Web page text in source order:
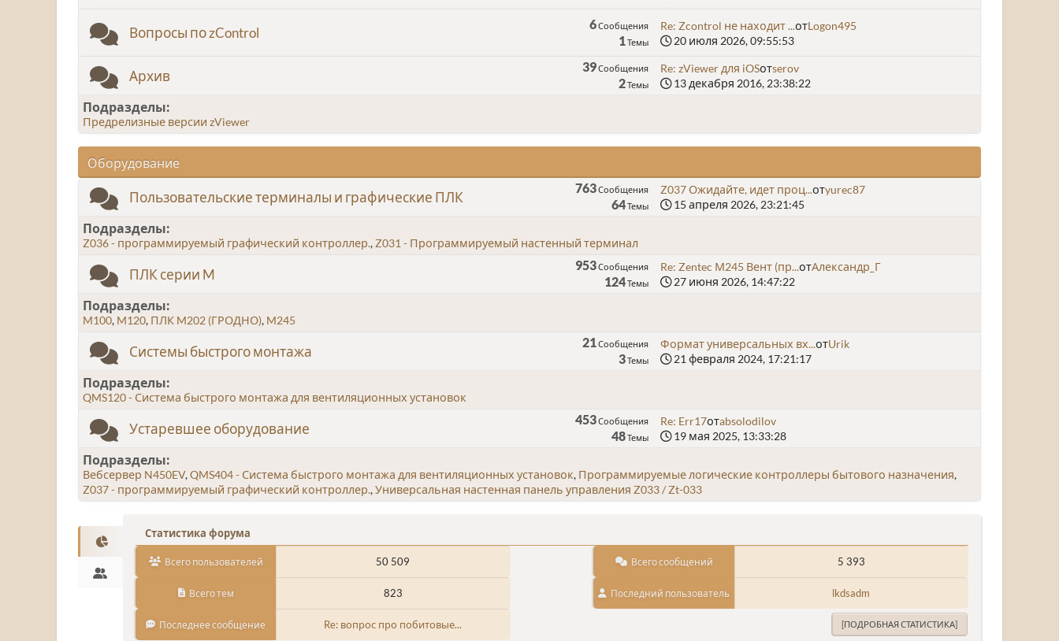
Вопросы по zControl
6Сообщения
1 Темы
Re: Zcontrol не находит ...отLogon495
20 июля 2026, 09:55:53
Архив
39Сообщения
2Темы
Re: zViewer для iOSотserov
13 декабря 2016, 23:38:22
Подразделы
Предрелизные версии zViewer
Оборудование
Пользовательские терминалы и графические ПЛК
763Сообщения
64Темы
Z037 Ожидайте, идет проц...отyurec87
15 апреля 2026, 23:21:45
Подразделы
Z036 - программируемый графический контроллер. Z031 - Программируемый настенный терминал
ПЛК серии M
953Сообщения
124Темы
Re: Zentec М245 Вент (пр...отАлександр_Г
27 июня 2026, 14:47:22
Подразделы
M100 M120 ПЛК M202 (ГРОДНО) M245
Системы быстрого монтажа
21Сообщения
3Темы
Формат универсальных вх...отUrik
21 февраля 2024, 17:21:17
Подразделы
QMS120 - Система быстрого монтажа для вентиляционных установок
Устаревшее оборудование
453Сообщения
48Темы
Re: Err17отabsolodilov
19 мая 2025, 13:33:28
Подразделы
Вебсервер N450EV QMS404 - Система быстрого монтажа для вентиляционных установок Программируемые логические контроллеры бытового назначения
Z037 - программируемый графический контроллер. Универсальная настенная панель управления Z033 / Zt-033
Статистика форума
Всего пользователей 50 509 Всего сообщений 5 393
Всего тем 823 Последний пользователь lkdsadm
Последнее сообщение Re: вопрос про побитовые... [ПОДРОБНАЯ СТАТИСТИКА]